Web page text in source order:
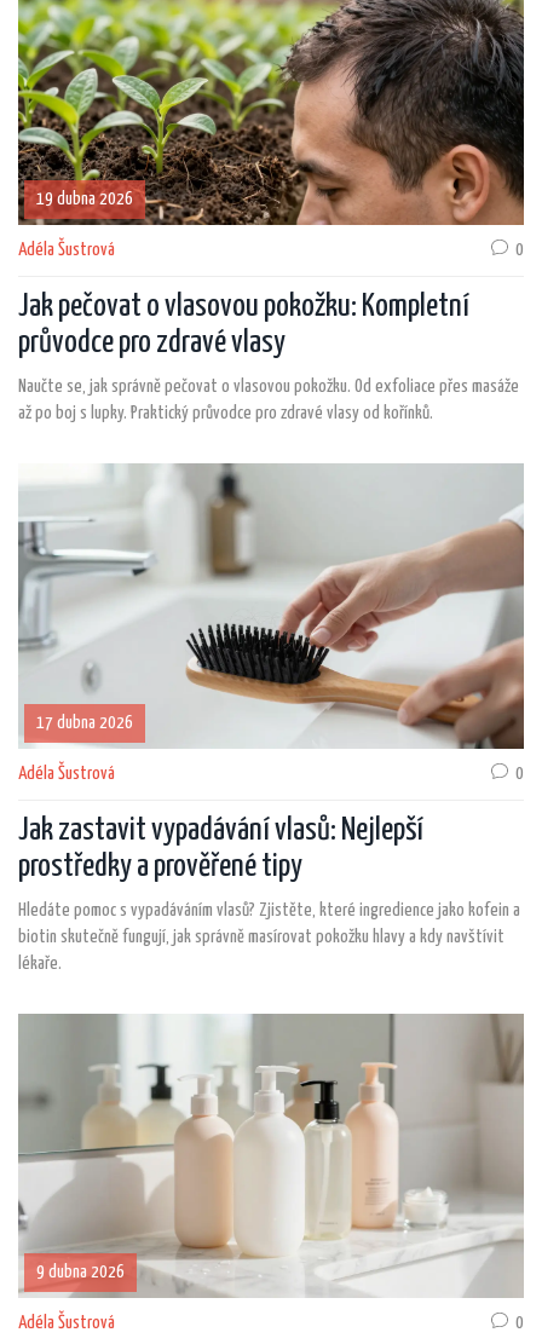
19 dubna 2026
Adéla Šustrová 0
Jak pečovat o vlasovou pokožku: Kompletní
průvodce pro zdravé vlasy
Naučte se, jak správně pečovat o vlasovou pokožku. Od exfoliace přes masáže
až po boj s lupky. Praktický průvodce pro zdravé vlasy od kořínků.
17 dubna 2026
Adéla Šustrová 0
Jak zastavit vypadávání vlasů: Nejlepší
prostředky a prověřené tipy
Hledáte pomoc s vypadáváním vlasů? Zjistěte, které ingredience jako kofein a
biotin skutečně fungují, jak správně masírovat pokožku hlavy a kdy navštívit
lékaře.
9 dubna 2026
Adéla Šustrová 0